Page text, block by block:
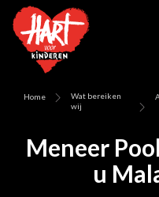
Home
Wat bereiken
wij
Meneer
u